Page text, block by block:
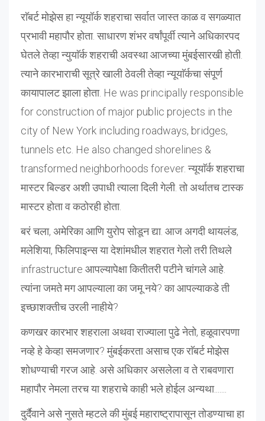
राॅबर्ट मोझेस हा न्यूयॉर्क शहराचा सर्वात जास्त काळ व सगळ्यात
प्रभावी महापौर होता. साधारण शंभर वर्षांपूर्वी त्याने अधिकारपद
घेतले तेव्हा न्युयाॅर्क शहराची अवस्था आजच्या मुंबईसारखी होती.
त्याने कारभाराची सूत्रे खाली ठेवली तेव्हा न्यूयाॅर्कचा संपूर्ण
कायापालट झाला होता. He was principally responsible
for construction of major public projects in the
city of New York including roadways, bridges,
tunnels etc. He also changed shorelines &
transformed neighborhoods forever. न्यूयाॅर्क शहराचा
मास्टर बिल्डर अशी उपाधी त्याला दिली गेली. तो अर्थातच टास्क
मास्टर होता व कठोरही होता.
बरं चला, अमेरिका आणि युरोप सोडून द्या. आज अगदी थायलंड,
मलेशिया, फिलिपाइन्स या देशांमधील शहरात गेलो तरी तिथले
infrastructure आपल्यापेक्षा कितीतरी पटीने चांगले आहे.
त्यांना जमते मग आपल्याला का जमू नये? का आपल्याकडे ती
इच्छाशक्तीच उरली नाहीये?
कणखर कारभार शहराला अथवा राज्याला पुढे नेतो, हळूवारपणा
नव्हे हे केव्हा समजणार? मुंबईकरता असाच एक राॅबर्ट मोझेस
शोधण्याची गरज आहे. असे अधिकार असलेला व ते राबवणारा
महापौर नेमला तरच या शहराचे काही भले होईल अन्यथा.......
दुर्दैवाने असे नुसते म्हटले की मुंबई महाराष्ट्रापासून तोडण्याचा हा